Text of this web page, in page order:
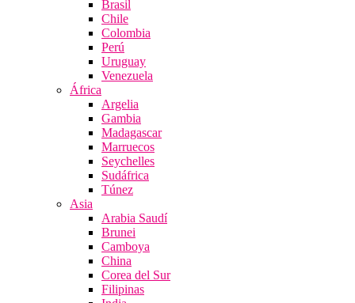
Brasil
Chile
Colombia
Perú
Uruguay
Venezuela
África
Argelia
Gambia
Madagascar
Marruecos
Seychelles
Sudáfrica
Túnez
Asia
Arabia Saudí
Brunei
Camboya
China
Corea del Sur
Filipinas